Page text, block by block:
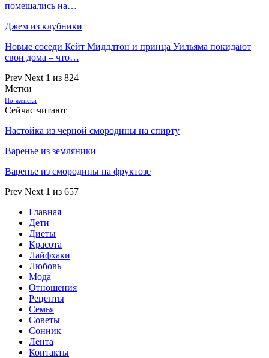
помешались на…
Джем из клубники
Новые соседи Кейт Миддлтон и принца Уильяма покидают
свои дома – что…
Prev Next 1 из 824
Метки
По-женски
Сейчас читают
Настойка из черной смородины на спирту
Варенье из земляники
Варенье из смородины на фруктозе
Prev Next 1 из 657
Главная
Дети
Диеты
Красота
Лайфхаки
Любовь
Мода
Отношения
Рецепты
Семья
Советы
Сонник
Лента
Контакты